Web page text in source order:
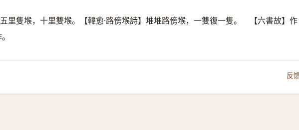
里隻堠，十里雙堠。【韓愈·路傍堠詩】堆堆路傍堠，一雙復一隻。 【六書故】作
反